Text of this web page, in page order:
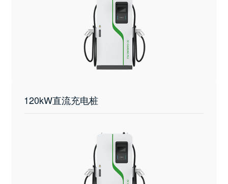
120kW直流充电桩